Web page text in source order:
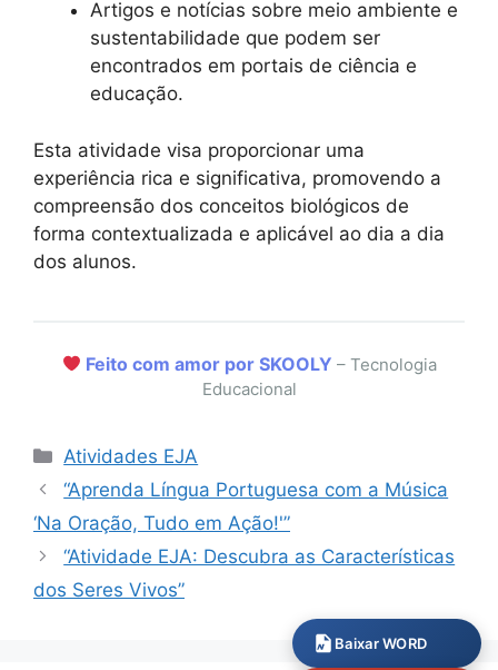
Artigos e notícias sobre meio ambiente e
sustentabilidade que podem ser
encontrados em portais de ciência e
educação.
Esta atividade visa proporcionar uma
experiência rica e significativa, promovendo a
compreensão dos conceitos biológicos de
forma contextualizada e aplicável ao dia a dia
dos alunos.
Feito com amor por SKOOLY – Tecnologia
Educacional
Categorias
Atividades EJA
“Aprenda Língua Portuguesa com a Música
‘Na Oração, Tudo em Ação!'”
“Atividade EJA: Descubra as Características
dos Seres Vivos”
Baixar WORD